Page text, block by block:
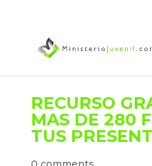
RECURSO
MAS DE 280
TUS